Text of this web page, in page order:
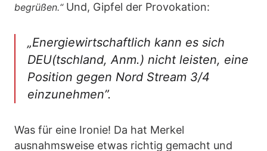
begrüßen.“Und, Gipfel der Provokation:
„Energiewirtschaftlich kann es sich
DEU(tschland, Anm.) nicht leisten, eine
Position gegen Nord Stream 3/4
einzunehmen”.
Was für eine Ironie! Da hat Merkel
ausnahmsweise etwas richtig gemacht und